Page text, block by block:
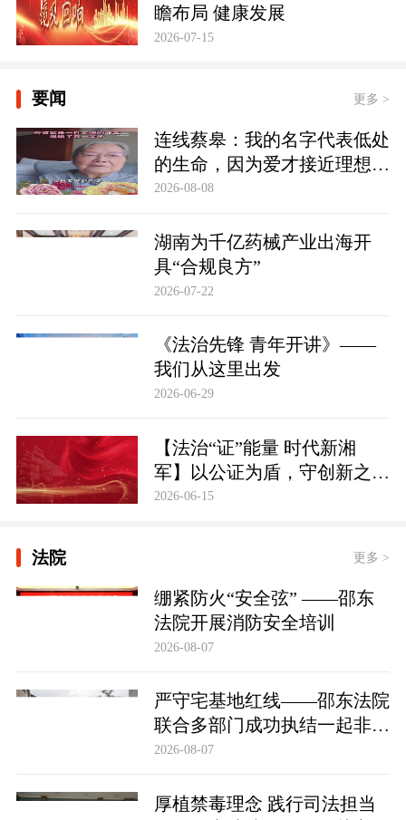
瞻布局 健康发展
2026-07-15
要闻 更多 >
连线蔡皋：我的名字代表低处
的生命，因为爱才接近理想的
高地
2026-08-08
湖南为千亿药械产业出海开
具“合规良方”
2026-07-22
《法治先锋 青年开讲》——
我们从这里出发
2026-06-29
【法治“证”能量 时代新湘
军】以公证为盾，守创新之魂
湖南青年公证人为知识产权保
2026-06-15
法院 更多 >
绷紧防火“安全弦” ——邵东
法院开展消防安全培训
2026-08-07
严守宅基地红线——邵东法院
联合多部门成功执结一起非法
占用宅基地行政处罚案
2026-08-07
厚植禁毒理念 践行司法担当